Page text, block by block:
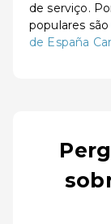
de serviço.
populares são
de España